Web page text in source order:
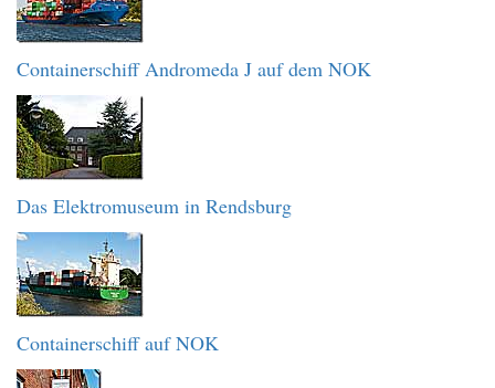
Containerschiff Andromeda J auf dem NOK
Das Elektromuseum in Rendsburg
Containerschiff auf NOK